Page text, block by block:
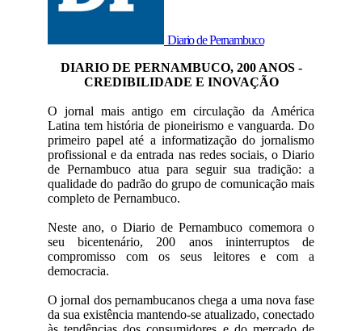
Diario de Pernambuco
DIARIO DE PERNAMBUCO, 200 ANOS -
CREDIBILIDADE E INOVAÇÃO
O jornal mais antigo em circulação da América
Latina tem história de pioneirismo e vanguarda. Do
primeiro papel até a informatização do jornalismo
profissional e da entrada nas redes sociais, o Diario
de Pernambuco atua para seguir sua tradição: a
qualidade do padrão do grupo de comunicação mais
completo de Pernambuco.
Neste ano, o Diario de Pernambuco comemora o
seu bicentenário, 200 anos ininterruptos de
compromisso com os seus leitores e com a
democracia.
O jornal dos pernambucanos chega a uma nova fase
da sua existência mantendo-se atualizado, conectado